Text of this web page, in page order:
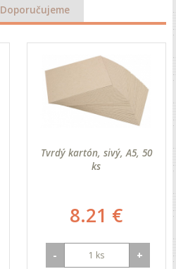
Doporučujeme
Tvrdý kartón, sivý, A5, 50
ks
8.21 €
- +